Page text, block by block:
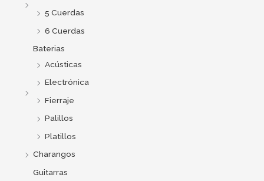
5 Cuerdas
6 Cuerdas
Baterias
Acústicas
Electrónica
Fierraje
Palillos
Platillos
Charangos
Guitarras